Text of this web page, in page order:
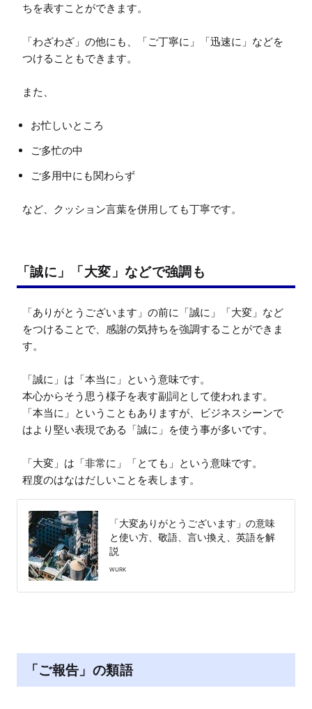
ちを表すことができます。
「わざわざ」の他にも、「ご丁寧に」「迅速に」などを
つけることもできます。
また、
お忙しいところ
ご多忙の中
ご多用中にも関わらず
など、クッション言葉を併用しても丁寧です。
「誠に」「大変」などで強調も
「ありがとうございます」の前に「誠に」「大変」など
をつけることで、感謝の気持ちを強調することができま
す。
「誠に」は「本当に」という意味です。
本心からそう思う様子を表す副詞として使われます。
「本当に」ということもありますが、ビジネスシーンで
はより堅い表現である「誠に」を使う事が多いです。
「大変」は「非常に」「とても」という意味です。
程度のはなはだしいことを表します。
「大変ありがとうございます」の意味
と使い方、敬語、言い換え、英語を解
説
WURK
「ご報告」の類語